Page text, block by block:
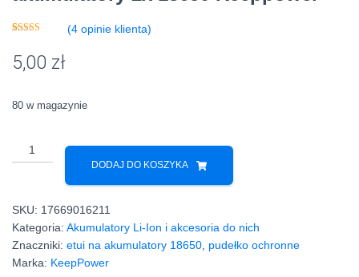
podstawie
ocen
(4opinie klienta)
5,00 zł
80 w magazynie
ilość
Zasobnik
na
akumulatory
2x
18650
DODAJ DO KOSZYKA
SKU: 17669016211
Kategoria: Akumulatory Li-Ion i akcesoria do nich
Znaczniki: etui na akumulatory 18650, pudełko ochronne
Marka: KeepPower